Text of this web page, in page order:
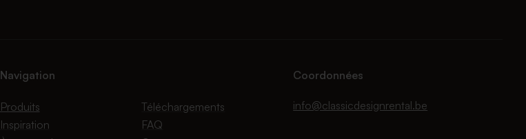
Navigation
Produits
Inspiration
Téléchargements
FAQ
Coordonnées
info@classicdesignrental.be